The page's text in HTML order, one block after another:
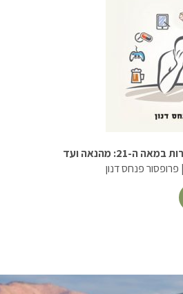
כרוניקה של התמכרות במאה ה-21: מהנאה ועד
| פרופסור פנחס דנון